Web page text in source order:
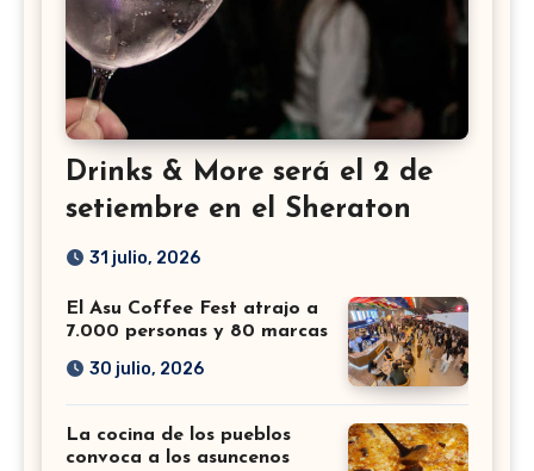
Drinks & More será el 2 de
setiembre en el Sheraton
31 julio, 2026
El Asu Coffee Fest atrajo a
7.000 personas y 80 marcas
30 julio, 2026
La cocina de los pueblos
convoca a los asuncenos